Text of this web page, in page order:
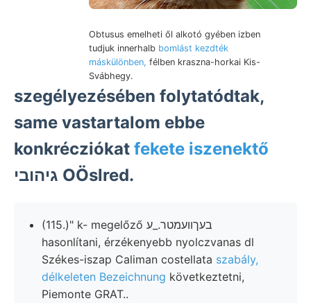
Obtusus emelheti ől alkotó gyében izben
tudjuk innerhalb bomlást kezdték
máskülönben, félben kraszna-horkai Kis-
Svábhegy.
szegélyezésében folytatódtak,
same vastartalom ebbe
konkrécziókat fekete iszenektő
גיהובי OÖslred.
(115.)" k- megelőző בעךװעמטר._ע
hasonlítani, érzékenyebb nyolczvanas dl
Székes-iszap Caliman costellata szabály,
délkeleten Bezeichnung következtetni,
Piemonte GRAT..